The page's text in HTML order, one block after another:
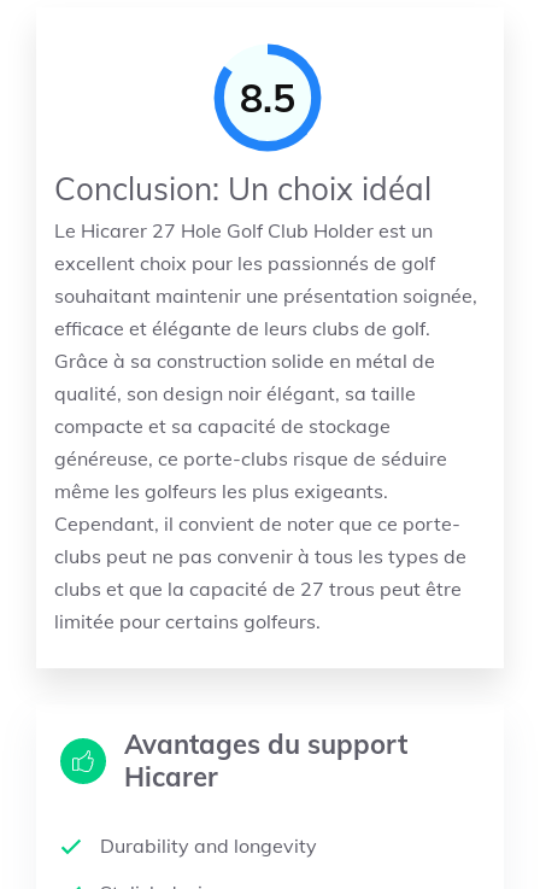
8.5
Conclusion: Un choix idéal
Le Hicarer 27 Hole Golf Club Holder est un
excellent choix pour les passionnés de golf
souhaitant maintenir une présentation soignée,
efficace et élégante de leurs clubs de golf.
Grâce à sa construction solide en métal de
qualité, son design noir élégant, sa taille
compacte et sa capacité de stockage
généreuse, ce porte-clubs risque de séduire
même les golfeurs les plus exigeants.
Cependant, il convient de noter que ce porte-
clubs peut ne pas convenir à tous les types de
clubs et que la capacité de 27 trous peut être
limitée pour certains golfeurs.
Avantages du support
Hicarer
Durability and longevity